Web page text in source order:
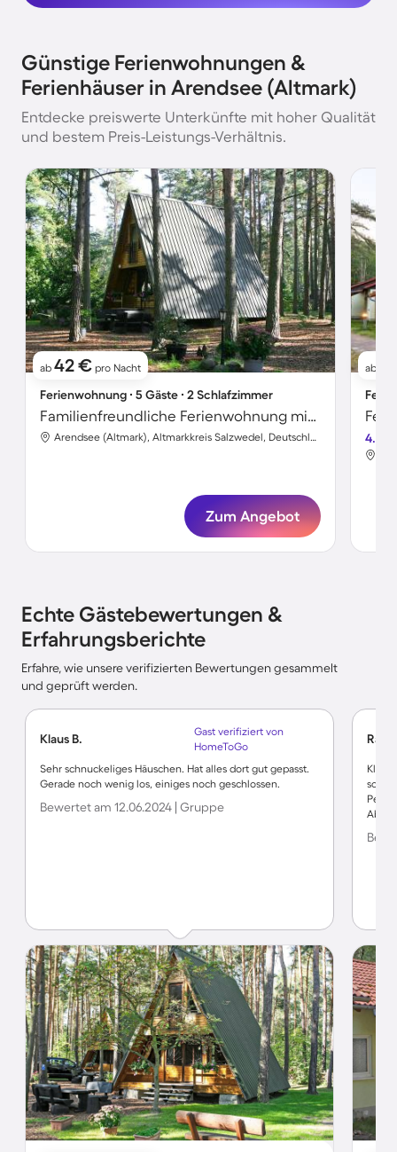
Günstige Ferienwohnungen &
Ferienhäuser in Arendsee (Altmark)
Entdecke preiswerte Unterkünfte mit hoher Qualität
und bestem Preis-Leistungs-Verhältnis.
ab 42 € pro Nacht
Ferienwohnung ∙ 5 Gäste ∙ 2 Schlafzimmer
Familienfreundliche Ferienwohnung mit Terrasse | Strand in der Nähe
Arendsee (Altmark), Altmarkkreis Salzwedel, Deutschland
Zum Angebot
ab
4.0
Echte Gästebewertungen &
Erfahrungsberichte
Erfahre, wie unsere verifizierten Bewertungen gesammelt
und geprüft werden.
Klaus B.
Gast verifiziert von
HomeToGo
Sehr schnuckeliges Häuschen. Hat alles dort gut gepasst.
Gerade noch wenig los, einiges noch geschlossen.
Bewertet am 12.06.2024 | Gruppe
Ralf